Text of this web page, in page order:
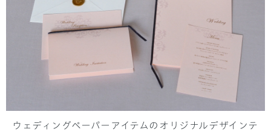
ウェディングペーパーアイテムのオリジナルデザインテ